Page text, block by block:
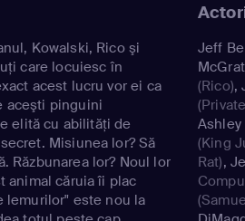
Kowalski, Rico şi
care locuiesc în
acest lucru vor ei ca
aceşti pinguini
elită cu abilităţi de
Misiunea lor? Să
Răzbunarea lor? Noul lor
animal căruia îi plac
lemurilor" este nou la
Jeff
(Rico),
Ashley
(King
Rat),